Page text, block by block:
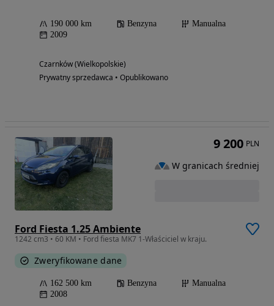
190 000 km Benzyna
Manualna
2009
Czarnków (Wielkopolskie)
Prywatny sprzedawca • Opublikowano
Ford Fiesta 1.25 Ambiente
1242 cm3 • 60 KM • Ford fiesta MK7 1-Właściciel w kraju.
Zweryfikowane dane
162 500 km Benzyna
Manualna
2008
9 200 PLN
W granicach średniej